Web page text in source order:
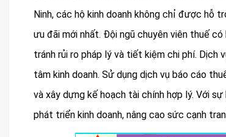
Ninh, các hộ kinh doanh không chỉ được hỗ
ưu đãi mới nhất. Đội ngũ chuyên viên thuế
tránh rủi ro pháp lý và tiết kiệm chi phí. Dịch
tâm kinh doanh. Sử dụng dịch vụ báo cáo
và xây dựng kế hoạch tài chính hợp lý. Với
phát triển kinh doanh, nâng cao sức cạnh